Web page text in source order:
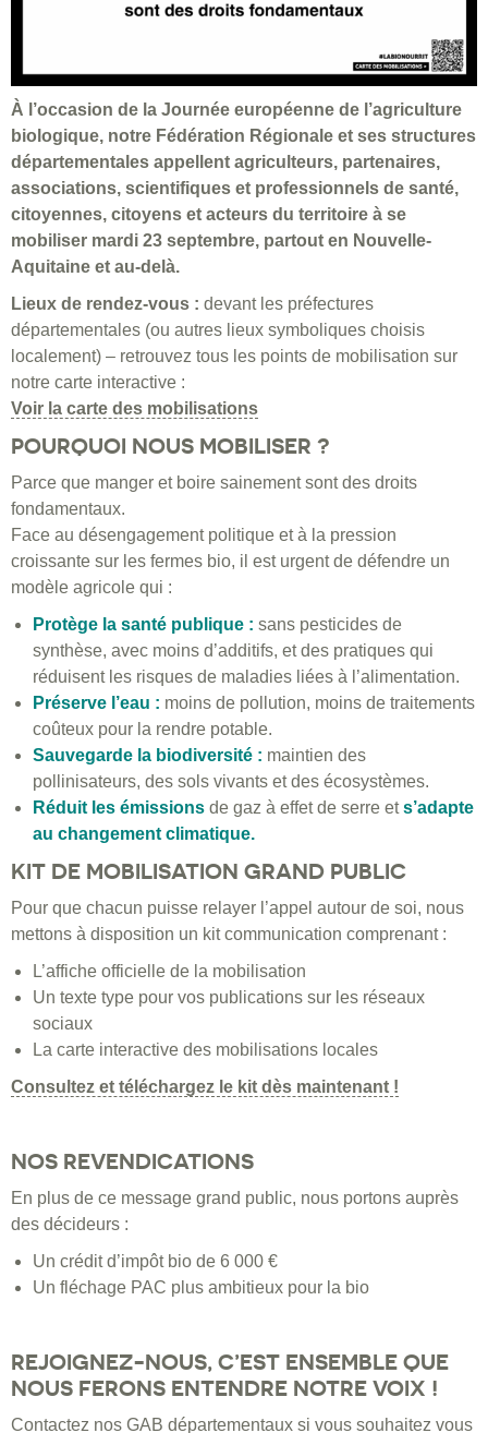
À l’occasion de la Journée européenne de l’agriculture
biologique, notre Fédération Régionale et ses structures
départementales appellent agriculteurs, partenaires,
associations, scientifiques et professionnels de santé,
citoyennes, citoyens et acteurs du territoire à se
mobiliser mardi 23 septembre, partout en Nouvelle-
Aquitaine et au-delà.
Lieux de rendez-vous : devant les préfectures
départementales (ou autres lieux symboliques choisis
localement) – retrouvez tous les points de mobilisation sur
notre carte interactive :
Voir la carte des mobilisations
POURQUOI NOUS MOBILISER ?
Parce que manger et boire sainement sont des droits
fondamentaux.
Face au désengagement politique et à la pression
croissante sur les fermes bio, il est urgent de défendre un
modèle agricole qui :
Protège la santé publique : sans pesticides de
synthèse, avec moins d’additifs, et des pratiques qui
réduisent les risques de maladies liées à l’alimentation.
Préserve l’eau : moins de pollution, moins de traitements
coûteux pour la rendre potable.
Sauvegarde la biodiversité : maintien des
pollinisateurs, des sols vivants et des écosystèmes.
Réduit les émissions de gaz à effet de serre ets’adapte
au changement climatique.
KIT DE MOBILISATION GRAND PUBLIC
Pour que chacun puisse relayer l’appel autour de soi, nous
mettons à disposition un kit communication comprenant :
L’affiche officielle de la mobilisation
Un texte type pour vos publications sur les réseaux
sociaux
La carte interactive des mobilisations locales
Consultez et téléchargez le kit dès maintenant !
NOS REVENDICATIONS
En plus de ce message grand public, nous portons auprès
des décideurs :
Un crédit d’impôt bio de 6 000 €
Un fléchage PAC plus ambitieux pour la bio
REJOIGNEZ-NOUS, C’EST ENSEMBLE QUE
NOUS FERONS ENTENDRE NOTRE VOIX !
Contactez nos GAB départementaux si vous souhaitez vous